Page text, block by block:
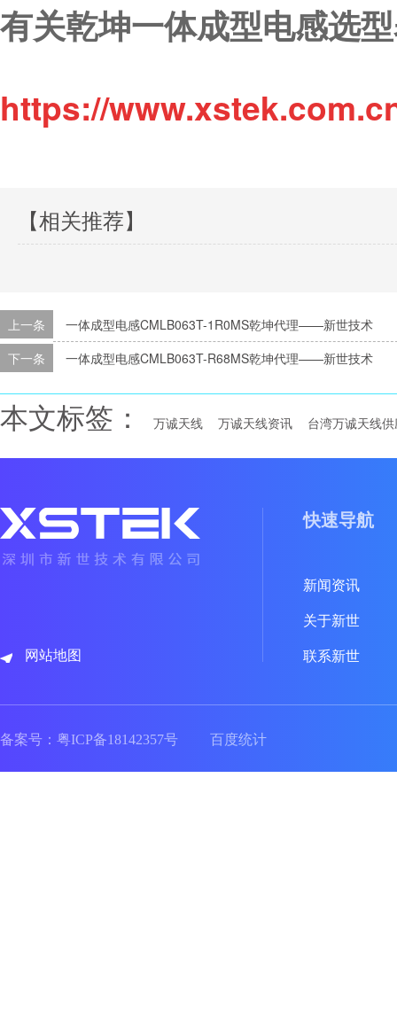
有关乾坤一体成型电感选
https://
【相关推荐】
上一条
一体成型电感CMLB063T-1R0MS乾坤代理——新世技术
下一条
一体成型电感CMLB063T-R68MS乾坤代理——新世技术
本文标签： 万诚天线 万诚天线资讯 台湾万诚天线
网站地图
快速导航
新闻资讯
关于新世
联系新世
备案号： 粤ICP备18142357号 百度统计